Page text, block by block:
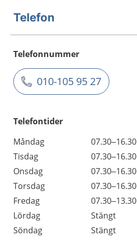
Telefon
Telefonnummer
010-105 95 27
Telefontider
Måndag
07.30–16.30
Tisdag
07.30–16.30
Onsdag
07.30–16.30
Torsdag
07.30–16.30
Fredag
07.30–13.30
Lördag
Stängt
Söndag
Stängt